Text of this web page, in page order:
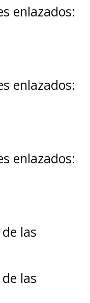
enlazados:
enlazados:
enlazados:
las
las